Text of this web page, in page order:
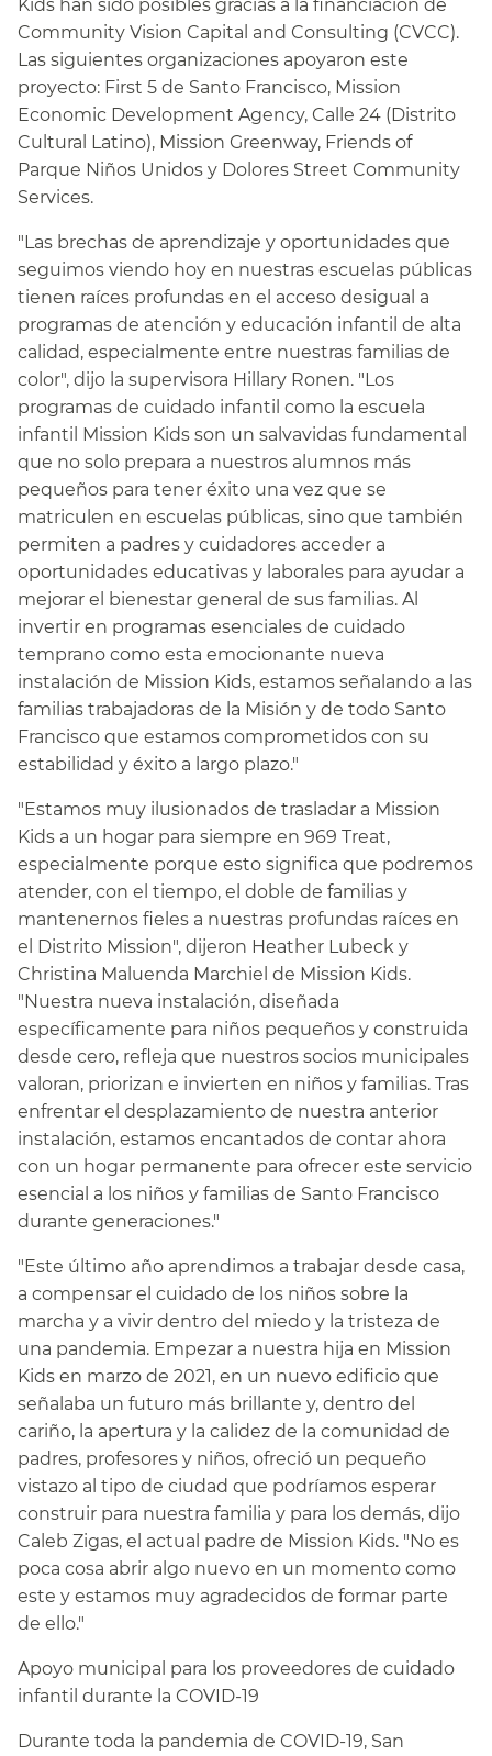
Kids han sido posibles gracias a la financiación de
Community Vision Capital and Consulting (CVCC).
Las siguientes organizaciones apoyaron este
proyecto: First 5 de Santo Francisco, Mission
Economic Development Agency, Calle 24 (Distrito
Cultural Latino), Mission Greenway, Friends of
Parque Niños Unidos y Dolores Street Community
Services.​​
"Las brechas de aprendizaje y oportunidades que
seguimos viendo hoy en nuestras escuelas públicas
tienen raíces profundas en el acceso desigual a
programas de atención y educación infantil de alta
calidad, especialmente entre nuestras familias de
color", dijo la supervisora Hillary Ronen. "Los
programas de cuidado infantil como la escuela
infantil Mission Kids son un salvavidas fundamental
que no solo prepara a nuestros alumnos más
pequeños para tener éxito una vez que se
matriculen en escuelas públicas, sino que también
permiten a padres y cuidadores acceder a
oportunidades educativas y laborales para ayudar a
mejorar el bienestar general de sus familias. Al
invertir en programas esenciales de cuidado
temprano como esta emocionante nueva
instalación de Mission Kids, estamos señalando a las
familias trabajadoras de la Misión y de todo Santo
Francisco que estamos comprometidos con su
estabilidad y éxito a largo plazo."​​
"Estamos muy ilusionados de trasladar a Mission
Kids a un hogar para siempre en 969 Treat,
especialmente porque esto significa que podremos
atender, con el tiempo, el doble de familias y
mantenernos fieles a nuestras profundas raíces en
el Distrito Mission", dijeron Heather Lubeck y
Christina Maluenda Marchiel de Mission Kids.
"Nuestra nueva instalación, diseñada
específicamente para niños pequeños y construida
desde cero, refleja que nuestros socios municipales
valoran, priorizan e invierten en niños y familias. Tras
enfrentar el desplazamiento de nuestra anterior
instalación, estamos encantados de contar ahora
con un hogar permanente para ofrecer este servicio
esencial a los niños y familias de Santo Francisco
durante generaciones."​​
"Este último año aprendimos a trabajar desde casa,
a compensar el cuidado de los niños sobre la
marcha y a vivir dentro del miedo y la tristeza de
una pandemia. Empezar a nuestra hija en Mission
Kids en marzo de 2021, en un nuevo edificio que
señalaba un futuro más brillante y, dentro del
cariño, la apertura y la calidez de la comunidad de
padres, profesores y niños, ofreció un pequeño
vistazo al tipo de ciudad que podríamos esperar
construir para nuestra familia y para los demás, dijo
Caleb Zigas, el actual padre de Mission Kids. "No es
poca cosa abrir algo nuevo en un momento como
este y estamos muy agradecidos de formar parte
de ello."​​
Apoyo municipal para los proveedores de cuidado
infantil durante la COVID-19​​
Durante toda la pandemia de COVID-19, San